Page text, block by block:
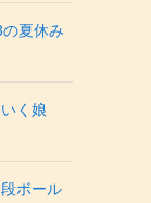
夏休み
く娘
ボール